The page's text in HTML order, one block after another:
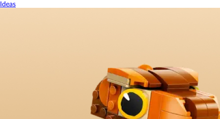
Ideas